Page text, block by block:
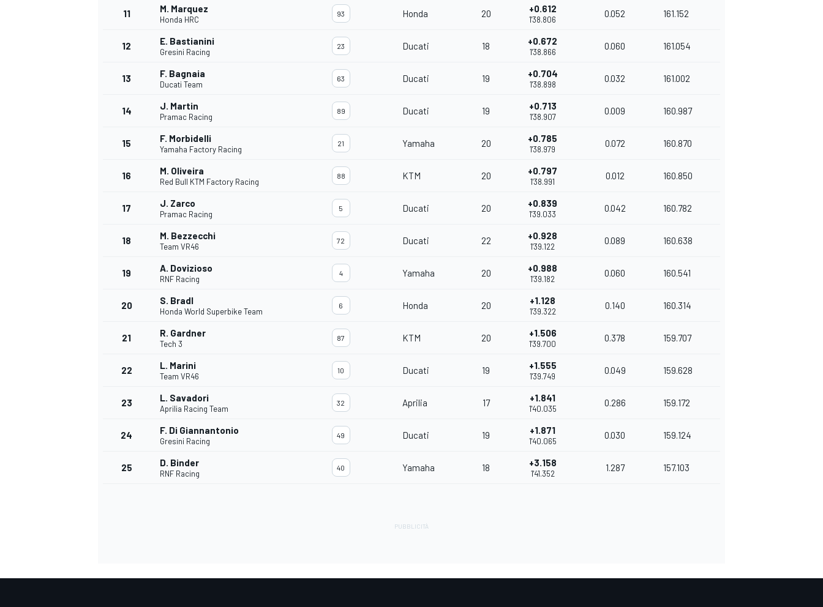
MONOPOSTO
11 M. Marquez
Honda HRC
93 Honda 20 +0.612
1'38.806
0.052 161.152
12 E. Bastianini
Gresini Racing
23 Ducati 18 +0.672
1'38.866
0.060 161.054
13 F. Bagnaia
Ducati Team
63 Ducati 19 +0.704
1'38.898
0.032 161.002
14 J. Martin
Pramac Racing
89 Ducati 19 +0.713
1'38.907
0.009 160.987
15 F. Morbidelli
Yamaha Factory Racing
21 Yamaha 20 +0.785
1'38.979
0.072 160.870
16 M. Oliveira
Red Bull KTM Factory Racing
88 KTM 20 +0.797
1'38.991
0.012 160.850
17 J. Zarco
Pramac Racing
5 Ducati 20 +0.839
1'39.033
0.042 160.782
18 M. Bezzecchi
Team VR46
72 Ducati 22 +0.928
1'39.122
0.089 160.638
19 A. Dovizioso
RNF Racing
4 Yamaha 20 +0.988
1'39.182
0.060 160.541
20 S. Bradl
Honda World Superbike Team
6 Honda 20 +1.128
1'39.322
0.140 160.314
21 R. Gardner
Tech 3
87 KTM 20 +1.506
1'39.700
0.378 159.707
22 L. Marini
Team VR46
10 Ducati 19 +1.555
1'39.749
0.049 159.628
23 L. Savadori
Aprilia Racing Team
32 Aprilia 17 +1.841
1'40.035
0.286 159.172
24 F. Di Giannantonio
Gresini Racing
49 Ducati 19 +1.871
1'40.065
0.030 159.124
25 D. Binder
RNF Racing
40 Yamaha 18 +3.158
1'41.352
1.287 157.103